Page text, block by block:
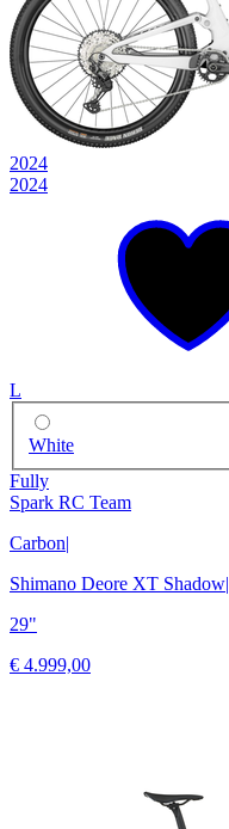
2024
2024
L
White
Fully
Spark RC Team
Carbon|
Shimano Deore XT Shadow|
29"
€ 4.999,00